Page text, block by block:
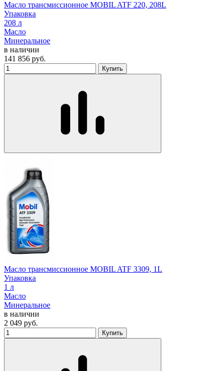
Масло трансмиссионное MOBIL ATF 220, 208L
Упаковка
208 л
Масло
Минеральное
в наличии
141 856 руб.
Купить
Масло трансмиссионное MOBIL ATF 3309, 1L
Упаковка
1 л
Масло
Минеральное
в наличии
2 049 руб.
Купить